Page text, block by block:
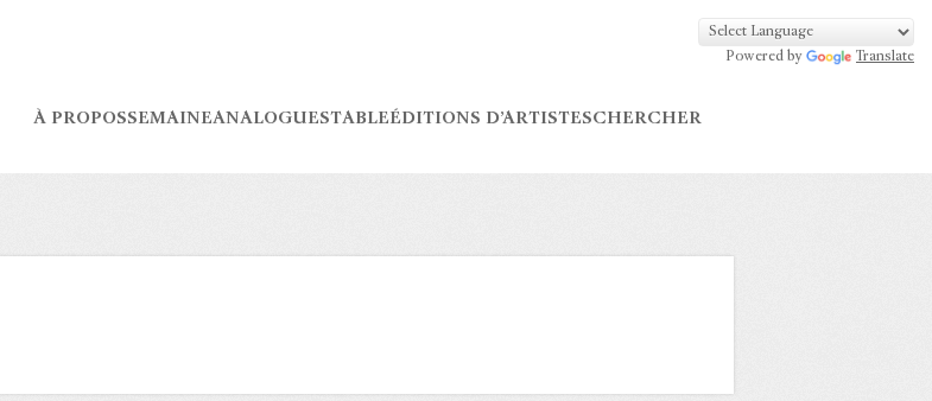
Powered by Translate
À PROPOSSEMAINEANALOGUESTABLEÉDITIONS D’ARTISTESCHERCHER